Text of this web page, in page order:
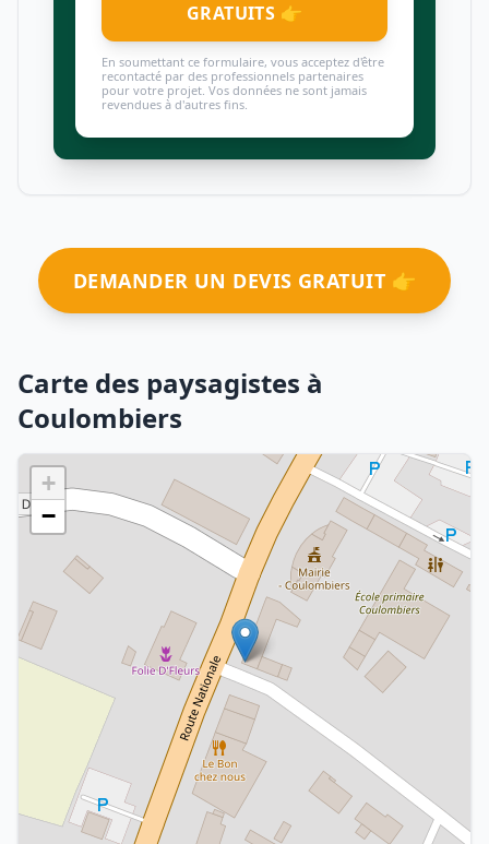
GRATUITS 👉
En soumettant ce formulaire, vous acceptez d'être
recontacté par des professionnels partenaires
pour votre projet. Vos données ne sont jamais
revendues à d'autres fins.
DEMANDER UN DEVIS GRATUIT 👉
Carte des paysagistes à
Coulombiers
+
−